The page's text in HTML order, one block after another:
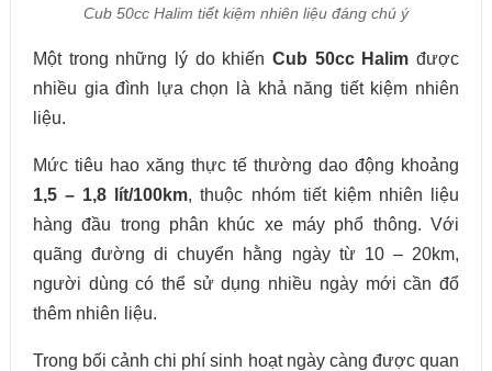
Cub 50cc Halim tiết kiệm nhiên liệu đáng chú ý
Một trong những lý do khiếnCub 50cc Halim được
nhiều gia đình lựa chọn là khả năng tiết kiệm nhiên
liệu.
Mức tiêu hao xăng thực tế thường dao động khoảng
1,5 – 1,8 lít/100km, thuộc nhóm tiết kiệm nhiên liệu
hàng đầu trong phân khúc xe máy phổ thông. Với
quãng đường di chuyển hằng ngày từ 10 – 20km,
người dùng có thể sử dụng nhiều ngày mới cần đổ
thêm nhiên liệu.
Trong bối cảnh chi phí sinh hoạt ngày càng được quan